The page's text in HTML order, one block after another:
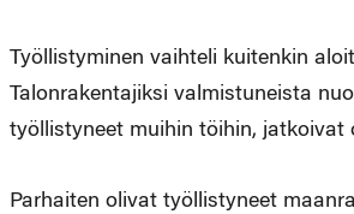
Työllistyminen vaihteli kuitenkin
Talonrakentajiksi valmistuneista
työllistyneet muihin töihin, jatkoivat
Parhaiten olivat työllistyneet